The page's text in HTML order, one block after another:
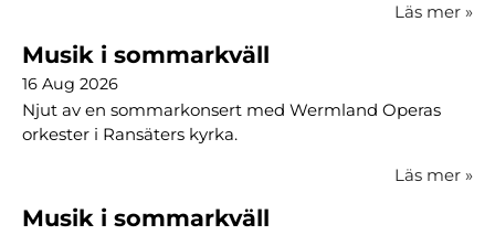
Läs mer »
Musik i sommarkväll
16 Aug 2026
Njut av en sommarkonsert med Wermland Operas
orkester i Ransäters kyrka.
Läs mer »
Musik i sommarkväll